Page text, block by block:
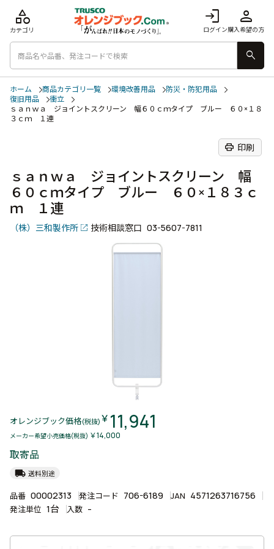
login
ログイン
person
購入希望の方
category
カテゴリ
search
ホーム 商品カテゴリ一覧 環境改善用品
防災・防犯用品
復旧用品
衝立
ｓａｎｗａ ジョイントスクリーン 幅６０ｃｍタイプ ブルー ６０×１８
３ｃｍ １連
print 印刷
ｓａｎｗａ ジョイントスクリーン 幅
６０ｃｍタイプ ブルー ６０×１８３ｃ
ｍ １連
（株）三和製作所 技術相談窓口 03-5607-7811
オレンジブック価格(税抜) ￥ 11,941
メーカー希望小売価格(税抜) ￥14,000
取寄品
local_shipping 送料別途
品番 00002313 発注コード 706-6189 JAN 4571263716756
発注単位 1台 入数 -